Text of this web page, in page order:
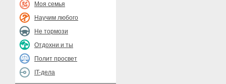
Моя семья
Научим любого
Не тормози
Отдохни и ты
Полит просвет
IT-дела